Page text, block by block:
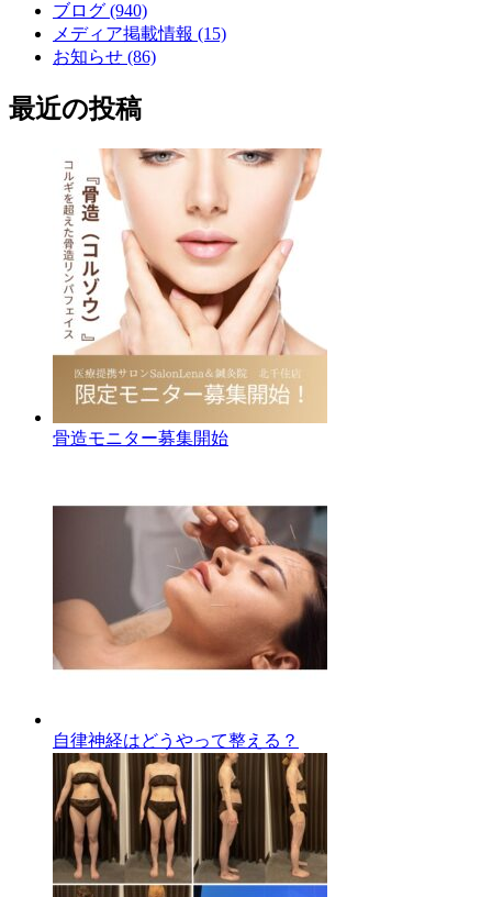
ブログ (940)
メディア掲載情報 (15)
お知らせ (86)
最近の投稿
骨造モニター募集開始
自律神経はどうやって整える？